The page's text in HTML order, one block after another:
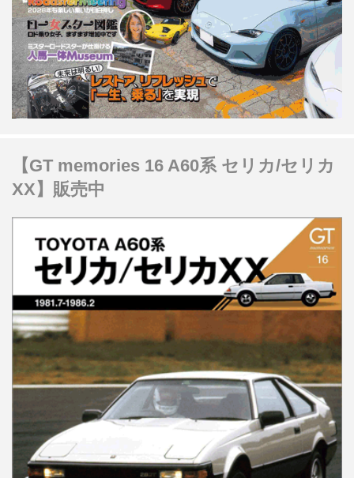
【GT memories 16 A60系 セリカ/セリカ
XX】販売中